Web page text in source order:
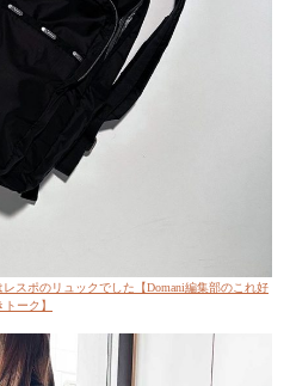
スポのリュックでした【Domani編集部のこれ好
トーク】